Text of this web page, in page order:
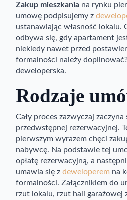
Zakup mieszkania na rynku
umowę podpisujemy z
ustanawiając własność lokalu.
odbywa się, gdy apartament
niekiedy nawet przed
formalności należy
deweloperska.
Rodzaje
Cały proces zazwyczaj
przedwstępnej rezerwacyjnej.
pierwszym wyrazem chęci
nabywcę. Na podstawie tej
opłatę rezerwacyjną, a
umawia się z deweloperem na
formalności. Załącznikiem do
rzut lokalu, rzut hali garażowej